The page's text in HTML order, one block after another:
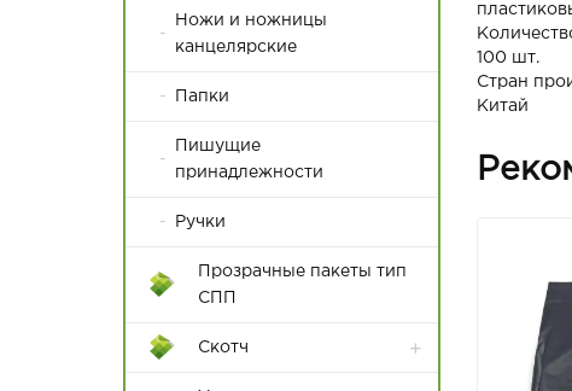
35*45
38*48
42*52
45*55
Ножи и ножницы
канцелярские
Папки
Пишущие
принадлежности
Ручки
Прозрачные пакеты тип
СПП
Скотч
100 шт.
Стран
Китай